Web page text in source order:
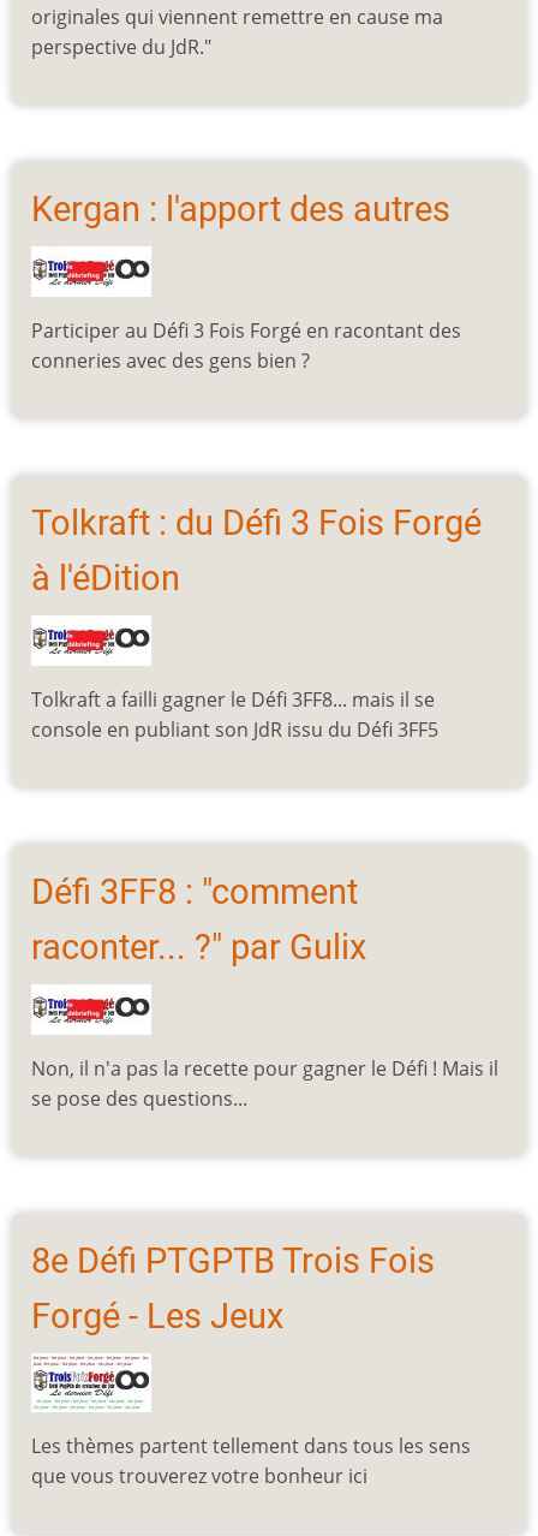
originales qui viennent remettre en cause ma
perspective du JdR."
Kergan : l'apport des autres
Participer au Défi 3 Fois Forgé en racontant des
conneries avec des gens bien ?
Tolkraft : du Défi 3 Fois Forgé
à l'éDition
Tolkraft a failli gagner le Défi 3FF8... mais il se
console en publiant son JdR issu du Défi 3FF5
Défi 3FF8 : "comment
raconter... ?" par Gulix
Non, il n'a pas la recette pour gagner le Défi ! Mais il
se pose des questions...
8e Défi PTGPTB Trois Fois
Forgé - Les Jeux
Les thèmes partent tellement dans tous les sens
que vous trouverez votre bonheur ici